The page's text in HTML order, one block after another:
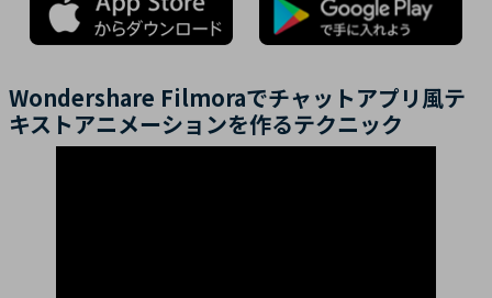
Wondershare Filmoraでチャットアプリ風テ
キストアニメーションを作るテクニック